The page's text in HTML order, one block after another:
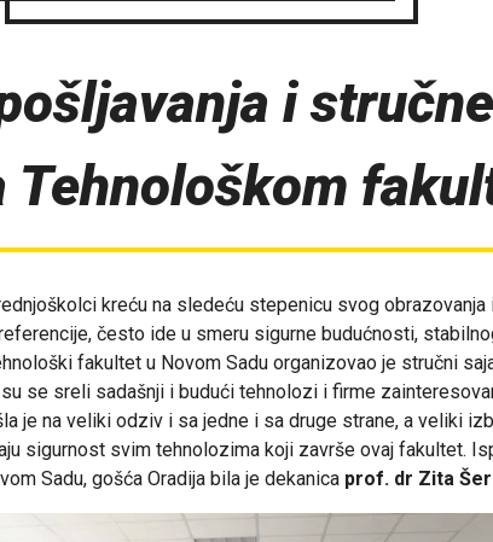
i stručne
Tehnološkom
kreću na sledeću stepenicu svog obrazovanja
često ide u smeru sigurne budućnosti,
fakultet u Novom Sadu organizovao je stručni
se sreli sadašnji i budući tehnolozi i firme
je na veliki odziv i sa jedne i sa druge strane, a veliki
sigurnost svim tehnolozima koji završe ovaj fakultet.
Sadu, gošća Oradija bila je dekanica prof. dr Zita